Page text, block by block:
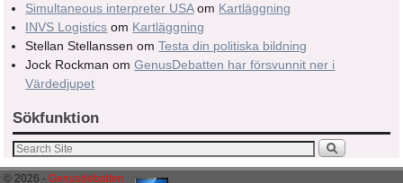
Simultaneous interpreter USAom Kartläggning
INVS Logistics om Kartläggning
Stellan Stellanssen omTesta din politiska bildning
Jock Rockman omGenusDebatten har försvunnit ner i
Värdedjupet
Sökfunktion
© 2026 - Genusdebatten